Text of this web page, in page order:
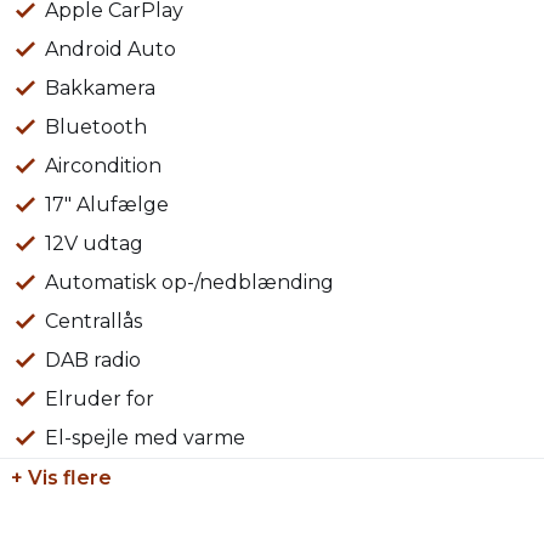
Øvrigt:
Åbningstider: Alle hverdage kl. 09.00 – 17.00 & søndag kl.
Der tages forbehold for tastefejl
Apple CarPlay
Android Auto
Bakkamera
Bluetooth
Aircondition
17" Alufælge
12V udtag
Automatisk op-/nedblænding
Centrallås
DAB radio
Elruder for
El-spejle med varme
+ Vis flere